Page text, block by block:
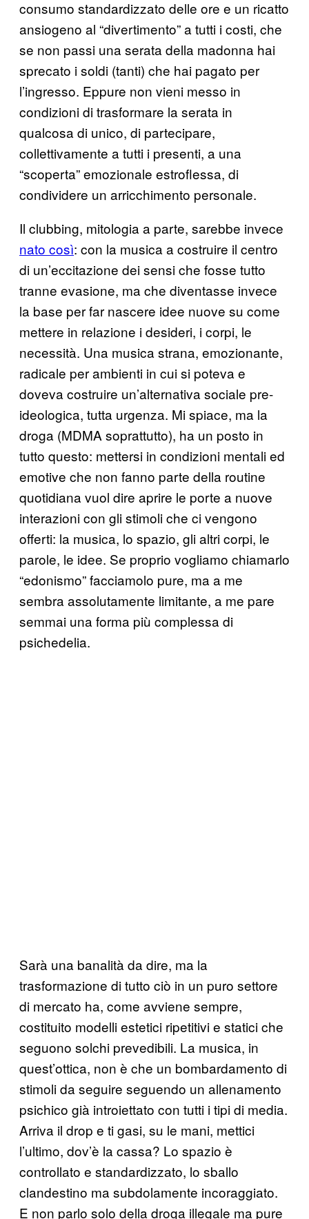
consumo standardizzato delle ore e un ricatto
ansiogeno al “divertimento” a tutti i costi, che
se non passi una serata della madonna hai
sprecato i soldi (tanti) che hai pagato per
l’ingresso. Eppure non vieni messo in
condizioni di trasformare la serata in
qualcosa di unico, di partecipare,
collettivamente a tutti i presenti, a una
“scoperta” emozionale estroflessa, di
condividere un arricchimento personale.
Il clubbing, mitologia a parte, sarebbe invece
nato così: con la musica a costruire il centro
di un’eccitazione dei sensi che fosse tutto
tranne evasione, ma che diventasse invece
la base per far nascere idee nuove su come
mettere in relazione i desideri, i corpi, le
necessità. Una musica strana, emozionante,
radicale per ambienti in cui si poteva e
doveva costruire un’alternativa sociale pre-
ideologica, tutta urgenza. Mi spiace, ma la
droga (MDMA soprattutto), ha un posto in
tutto questo: mettersi in condizioni mentali ed
emotive che non fanno parte della routine
quotidiana vuol dire aprire le porte a nuove
interazioni con gli stimoli che ci vengono
offerti: la musica, lo spazio, gli altri corpi, le
parole, le idee. Se proprio vogliamo chiamarlo
“edonismo” facciamolo pure, ma a me
sembra assolutamente limitante, a me pare
semmai una forma più complessa di
psichedelia.
Sarà una banalità da dire, ma la
trasformazione di tutto ciò in un puro settore
di mercato ha, come avviene sempre,
costituito modelli estetici ripetitivi e statici che
seguono solchi prevedibili. La musica, in
quest’ottica, non è che un bombardamento di
stimoli da seguire seguendo un allenamento
psichico già introiettato con tutti i tipi di media.
Arriva il drop e ti gasi, su le mani, mettici
l’ultimo, dov’è la cassa? Lo spazio è
controllato e standardizzato, lo sballo
clandestino ma subdolamente incoraggiato.
E non parlo solo della droga illegale ma pure